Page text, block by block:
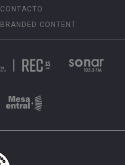
CONTACTO
BRANDED CONTENT